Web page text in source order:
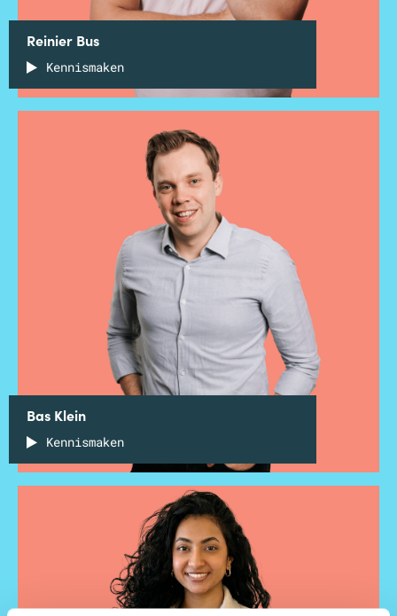
Reinier Bus
Kennismaken
Bas Klein
Kennismaken